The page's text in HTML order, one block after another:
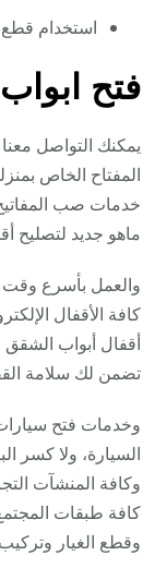
استخدام قطع
فتح
يمكنك التواصل
المفتاح الخاص
خدمات صب المفاتيح
ماهو جديد لتصليح
والعمل بأسرع وقت
كافة الأقفال
أقفال أبواب الشقق
تضمن لك سلامة
وخدمات فتح
السيارة، ولا كسر
وكافة المنشآت
كافة طبقات
وقطع الغيار وتركيب